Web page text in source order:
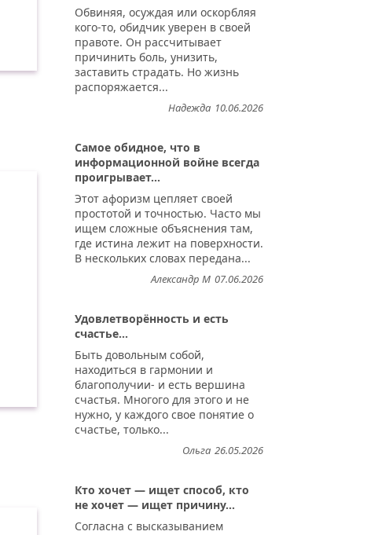
Обвиняя, осуждая или оскорбляя
кого-то, обидчик уверен в своей
правоте. Он рассчитывает
причинить боль, унизить,
заставить страдать. Но жизнь
распоряжается...
10.06.2026
Надежда
Самое обидное, что в
информационной войне всегда
проигрывает...
Этот афоризм цепляет своей
простотой и точностью. Часто мы
ищем сложные объяснения там,
где истина лежит на поверхности.
В нескольких словах передана...
07.06.2026
Александр М
Удовлетворённость и есть
счастье...
Быть довольным собой,
находиться в гармонии и
благополучии- и есть вершина
счастья. Многого для этого и не
нужно, у каждого свое понятие о
счастье, только...
26.05.2026
Ольга
Кто хочет — ищет способ, кто
не хочет — ищет причину...
Согласна с высказыванием